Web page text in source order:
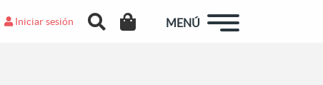
Iniciar sesión MENÚ